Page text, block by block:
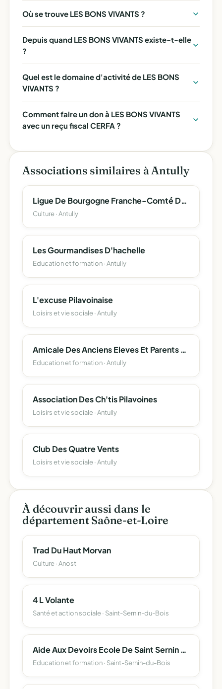
Où se trouve LES BONS VIVANTS ?
Depuis quand LES BONS VIVANTS existe-t-elle
?
Quel est le domaine d'activité de LES BONS
VIVANTS ?
Comment faire un don à LES BONS VIVANTS
avec un reçu fiscal CERFA ?
Associations similaires à Antully
Ligue De Bourgogne Franche-Comté Des Échecs
Culture · Antully
Les Gourmandises D'hachelle
Education et formation · Antully
L'excuse Pilavoinaise
Loisirs et vie sociale · Antully
Amicale Des Anciens Eleves Et Parents D'eleves Des Ecoles Publiques D'antully
Education et formation · Antully
Association Des Ch'tis Pilavoines
Loisirs et vie sociale · Antully
Club Des Quatre Vents
Loisirs et vie sociale · Antully
À découvrir aussi dans le
département Saône-et-Loire
Trad Du Haut Morvan
Culture · Anost
4 L Volante
Santé et action sociale · Saint-Sernin-du-Bois
Aide Aux Devoirs Ecole De Saint Sernin Du Bois (Adess)
Education et formation · Saint-Sernin-du-Bois